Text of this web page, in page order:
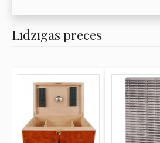
Līdzīgas preces